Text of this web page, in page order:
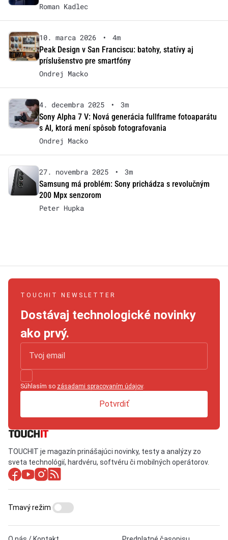
Roman Kadlec
10. marca 2026 •
4m
Peak Design v San Franciscu: batohy, statívy aj
príslušenstvo pre smartfóny
Ondrej Macko
4. decembra 2025 •
3m
Sony Alpha 7 V: Nová generácia fullframe fotoaparátu
s AI, ktorá mení spôsob fotografovania
Ondrej Macko
27. novembra 2025 •
3m
Samsung má problém: Sony prichádza s revolučným
200 Mpx senzorom
Peter Hupka
TOUCHIT NEWSLETTER
Dostávaj technologické novinky
ako prvý.
Súhlasím so zásadami spracovaním údajov.
Potvrdiť
TOUCHIT je magazín prinášajúci novinky, testy a analýzy zo
sveta technológií, hardvéru, softvéru či mobilných operátorov.
Tmavý režim